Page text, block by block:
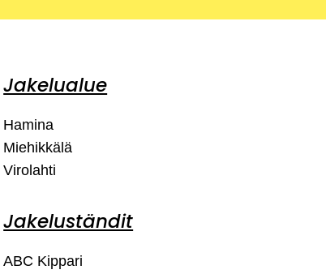
Jakelualue
Hamina
Miehikkälä
Virolahti
Jakeluständit
ABC Kippari